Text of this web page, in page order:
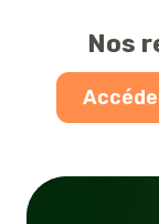
Nos